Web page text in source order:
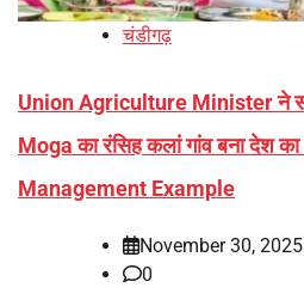
चंडीगढ़
Union Agriculture Minister ने
Moga का रंसिह कलां गांव बना देश
Management Example
November 30, 2025
0